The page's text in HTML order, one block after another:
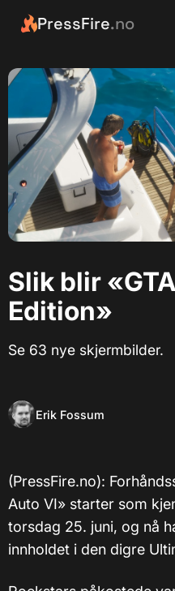
PressFire.no
Slik blir
Edition»
Se 63 nye skjermbilder.
Erik Fossum
(PressFire.no):
Auto VI» starter som
torsdag 25. juni, og nå
innholdet i den digre